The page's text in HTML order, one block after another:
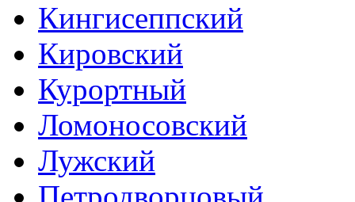
Кингисеппский
Кировский
Курортный
Ломоносовский
Лужский